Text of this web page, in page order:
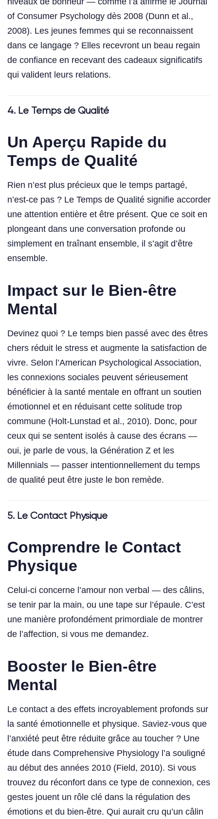
of Consumer Psychology dès 2008 (Dunn et al.,
2008). Les jeunes femmes qui se reconnaissent
dans ce langage ? Elles recevront un beau regain
de confiance en recevant des cadeaux significatifs
qui valident leurs relations.
4. Le Temps de Qualité
Un Aperçu Rapide du
Temps de Qualité
Rien n’est plus précieux que le temps partagé,
n’est-ce pas ? Le Temps de Qualité signifie accorder
une attention entière et être présent. Que ce soit en
plongeant dans une conversation profonde ou
simplement en traînant ensemble, il s’agit d’être
ensemble.
Impact sur le Bien-être
Mental
Devinez quoi ? Le temps bien passé avec des êtres
chers réduit le stress et augmente la satisfaction de
vivre. Selon l’American Psychological Association,
les connexions sociales peuvent sérieusement
bénéficier à la santé mentale en offrant un soutien
émotionnel et en réduisant cette solitude trop
commune (Holt-Lunstad et al., 2010). Donc, pour
ceux qui se sentent isolés à cause des écrans —
oui, je parle de vous, la Génération Z et les
Millennials — passer intentionnellement du temps
de qualité peut être juste le bon remède.
5. Le Contact Physique
Comprendre le Contact
Physique
Celui-ci concerne l’amour non verbal — des câlins,
se tenir par la main, ou une tape sur l’épaule. C’est
une manière profondément primordiale de montrer
de l’affection, si vous me demandez.
Booster le Bien-être
Mental
Le contact a des effets incroyablement profonds sur
la santé émotionnelle et physique. Saviez-vous que
l’anxiété peut être réduite grâce au toucher ? Une
étude dans Comprehensive Physiology l’a souligné
au début des années 2010 (Field, 2010). Si vous
trouvez du réconfort dans ce type de connexion, ces
gestes jouent un rôle clé dans la régulation des
émotions et du bien-être. Qui aurait cru qu’un câlin